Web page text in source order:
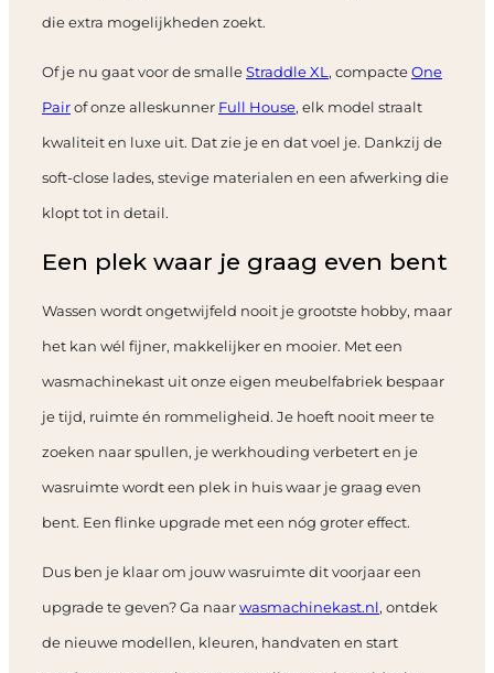
die extra mogelijkheden zoekt.
Of je nu gaat voor de smalleStraddle XL, compacteOne
Pairof onze alleskunner Full House, elk model straalt
kwaliteit en luxe uit. Dat zie je en dat voel je. Dankzij de
soft-close lades, stevige materialen en een afwerking die
klopt tot in detail.
Een plek waar je graag even bent
Wassen wordt ongetwijfeld nooit je grootste hobby, maar
het kan wél fijner, makkelijker en mooier. Met een
wasmachinekast uit onze eigen meubelfabriek bespaar
je tijd, ruimte én rommeligheid. Je hoeft nooit meer te
zoeken naar spullen, je werkhouding verbetert en je
wasruimte wordt een plek in huis waar je graag even
bent. Een flinke upgrade met een nóg groter effect.
Dus ben je klaar om jouw wasruimte dit voorjaar een
upgrade te geven? Ga naarwasmachinekast.nl, ontdek
de nieuwe modellen, kleuren, handvaten en start